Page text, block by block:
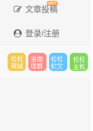
文章投稿
登录/注册